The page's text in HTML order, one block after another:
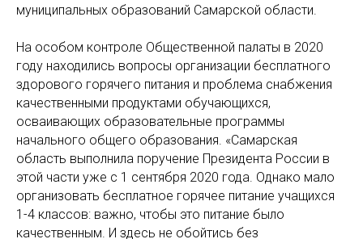
муниципальных образований Самарской области.
На особом контроле Общественной палаты в 2020
году находились вопросы организации бесплатного
здорового горячего питания и проблема снабжения
качественными продуктами обучающихся,
осваивающих образовательные программы
начального общего образования. «Самарская
область выполнила поручение Президента России в
этой части уже с 1 сентября 2020 года. Однако мало
организовать бесплатное горячее питание учащихся
1-4 классов: важно, чтобы это питание было
качественным. И здесь не обойтись без